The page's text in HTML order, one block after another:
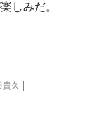
しみだ。
貴久